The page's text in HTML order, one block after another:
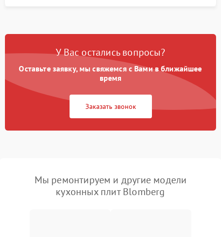
У Вас остались вопросы?
Оставьте заявку, мы свяжемся с Вами в ближайшее
время
Заказать звонок
Мы ремонтируем и другие модели
кухонных плит Blomberg